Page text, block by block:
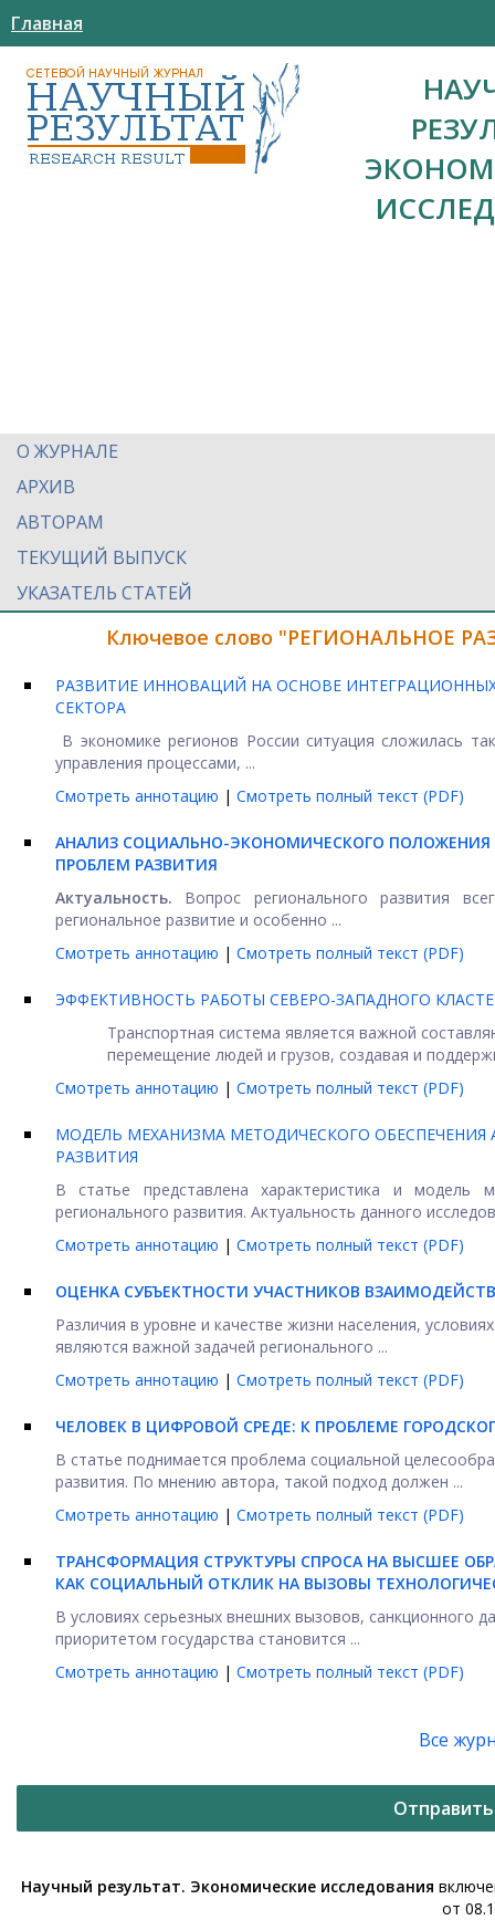
Главная
О ЖУРНАЛЕ
АРХИВ
АВТОРАМ
ТЕКУЩИЙ ВЫПУСК
УКАЗАТЕЛЬ СТАТЕЙ
Ключевое слово "РЕГИОНАЛЬНОЕ
РАЗВИТИЕ ИННОВАЦИЙ НА ОСНОВЕ
СЕКТОРА
В экономике регионов России ситуация сложилась
управления процессами, ...
Смотреть аннотацию | Смотреть полный текст (PDF)
АНАЛИЗ СОЦИАЛЬНО-ЭКОНОМИЧЕСКОГО ПОЛОЖЕНИЯ
ПРОБЛЕМ РАЗВИТИЯ
Актуальность. Вопрос регионального развития
региональное развитие и особенно ...
Смотреть аннотацию | Смотреть полный текст (PDF)
ЭФФЕКТИВНОСТЬ РАБОТЫ СЕВЕРО-ЗАПАДНОГО
Транспортная система является важной
перемещение людей и грузов, создавая и
Смотреть аннотацию | Смотреть полный текст (PDF)
МОДЕЛЬ МЕХАНИЗМА МЕТОДИЧЕСКОГО
РАЗВИТИЯ
В статье представлена характеристика и модель
регионального развития. Актуальность данного
Смотреть аннотацию | Смотреть полный текст (PDF)
ОЦЕНКА СУБЪЕКТНОСТИ УЧАСТНИКОВ
Различия в уровне и качестве жизни населения,
являются важной задачей регионального ...
Смотреть аннотацию | Смотреть полный текст (PDF)
ЧЕЛОВЕК В ЦИФРОВОЙ СРЕДЕ: К ПРОБЛЕМЕ
В статье поднимается проблема социальной
развития. По мнению автора, такой подход должен ...
Смотреть аннотацию | Смотреть полный текст (PDF)
ТРАНСФОРМАЦИЯ СТРУКТУРЫ СПРОСА НА ВЫСШЕЕ
КАК СОЦИАЛЬНЫЙ ОТКЛИК НА ВЫЗОВЫ
В условиях серьезных внешних вызовов, санкционного
приоритетом государства становится ...
Смотреть аннотацию | Смотреть полный текст (PDF)
Все
Научный результат. Экономические исследования
от